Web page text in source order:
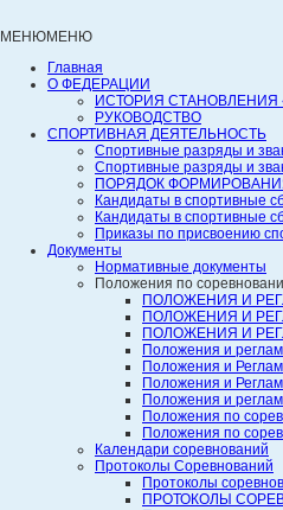
МЕНЮМЕНЮ
Главная
О ФЕДЕРАЦИИ
ИСТОРИЯ СТАНОВЛЕНИЯ
РУКОВОДСТВО
СПОРТИВНАЯ ДЕЯТЕЛЬНОСТЬ
Спортивные разряды и
Спортивные разряды и
ПОРЯДОК
Кандидаты в спортивные
Кандидаты в спортивные
Приказы по присвоению
Документы
Нормативные документы
Положения по
ПОЛОЖЕНИЯ И
ПОЛОЖЕНИЯ И
ПОЛОЖЕНИЯ И
Положения и
Положения и
Положения и
Положения и
Положения по
Положения по
Календари соревнований
Протоколы Соревнований
Протоколы
ПРОТОКОЛЫ